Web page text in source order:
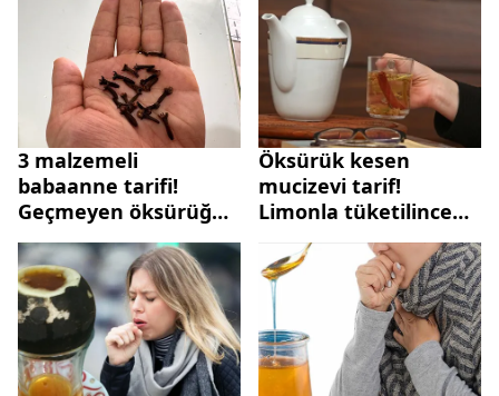
3 malzemeli
babaanne tarifi!
Geçmeyen öksürüğü
anında kesiyor
Öksürük kesen
mucizevi tarif!
Limonla tüketilince
etkisi artıyor